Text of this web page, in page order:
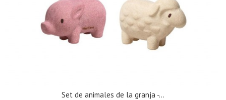
Set de animales de la granja -...